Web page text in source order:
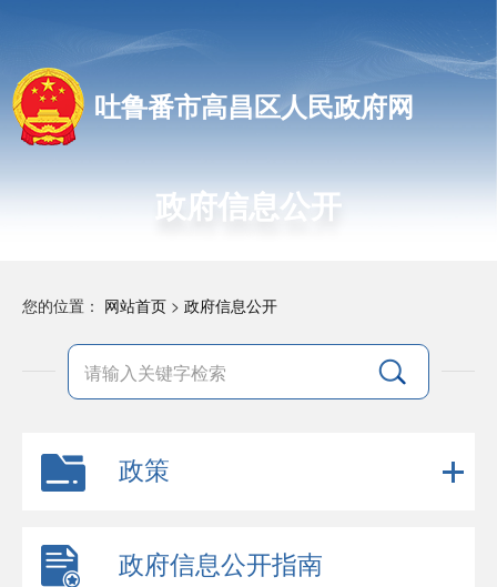
吐鲁番市高昌区人民政府网
政府信息公开
您的位置： 网站首页 > 政府信息公开
政策
政府信息公开指南